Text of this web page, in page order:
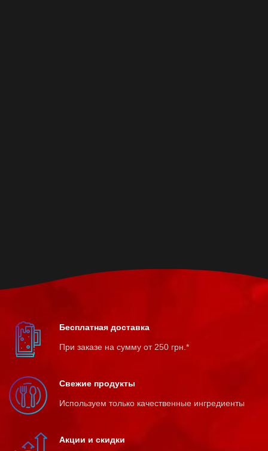
Бесплатная доставка
При заказе на сумму от 250 грн.*
Свежие продукты
Используем только качественные ингредиенты
Акции и скидки